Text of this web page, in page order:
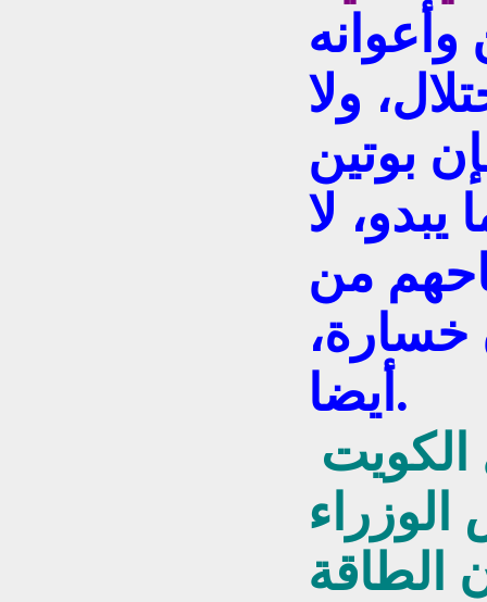
ولا
بوتين
يبدو، لا
من
خسارة،
أيضا.
الطاقة